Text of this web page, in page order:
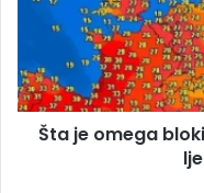
r
e
e
g
Šta je omega